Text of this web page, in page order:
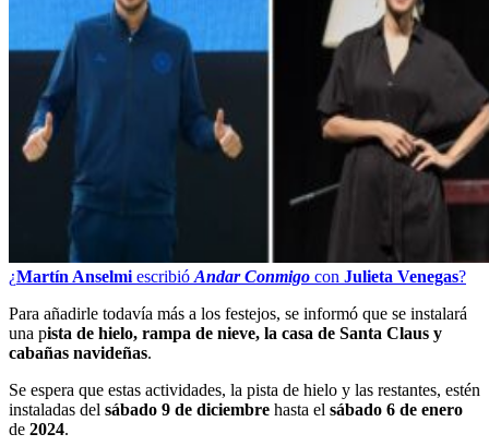
¿Martín Anselmi escribió Andar Conmigo con Julieta Venegas?
Para añadirle todavía más a los festejos, se informó que se instalará
una pista de hielo, rampa de nieve, la casa de Santa Claus y
cabañas navideñas.
Se espera que estas actividades, la pista de hielo y las restantes, estén
instaladas del sábado 9 de diciembre hasta el sábado 6 de enero
de 2024.